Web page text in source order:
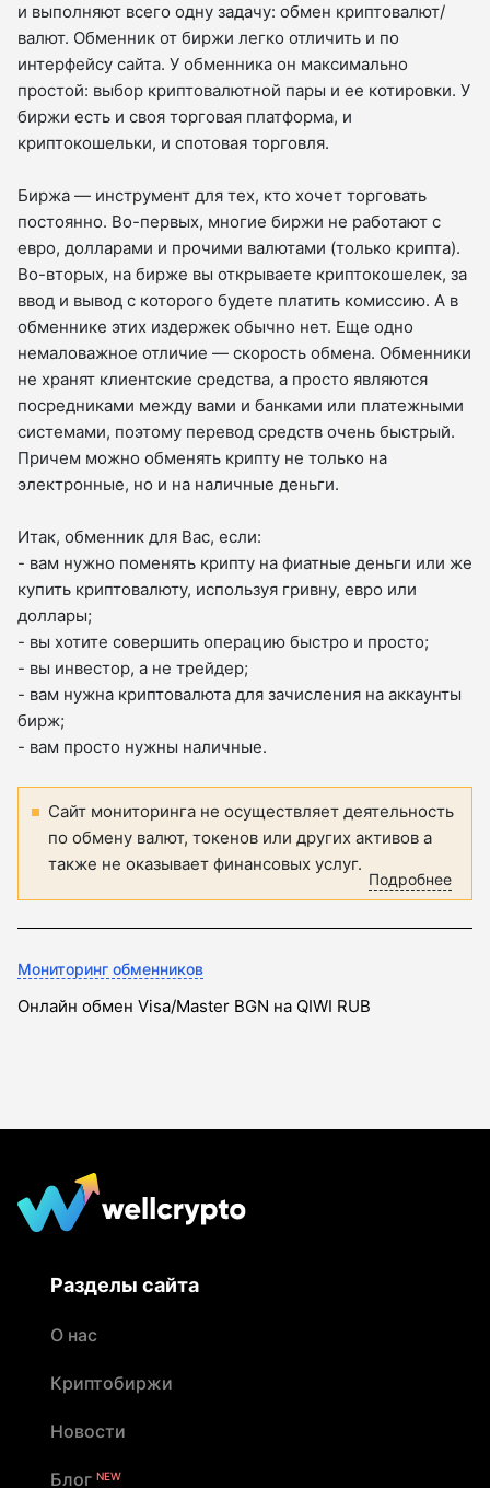
и выполняют всего одну задачу: обмен криптовалют/
валют. Обменник от биржи легко отличить и по
интерфейсу сайта. У обменника он максимально
простой: выбор криптовалютной пары и ее котировки. У
биржи есть и своя торговая платформа, и
криптокошельки, и спотовая торговля.
Биржа — инструмент для тех, кто хочет торговать
постоянно. Во-первых, многие биржи не работают с
евро, долларами и прочими валютами (только крипта).
Во-вторых, на бирже вы открываете криптокошелек, за
ввод и вывод с которого будете платить комиссию. А в
обменнике этих издержек обычно нет. Еще одно
немаловажное отличие — скорость обмена. Обменники
не хранят клиентские средства, а просто являются
посредниками между вами и банками или платежными
системами, поэтому перевод средств очень быстрый.
Причем можно обменять крипту не только на
электронные, но и на наличные деньги.
Итак, обменник для Вас, если:
- вам нужно поменять крипту на фиатные деньги или же
купить криптовалюту, используя гривну, евро или
доллары;
- вы хотите совершить операцию быстро и просто;
- вы инвестор, а не трейдер;
- вам нужна криптовалюта для зачисления на аккаунты
бирж;
- вам просто нужны наличные.
Сайт мониторинга не осуществляет деятельность
по обмену валют, токенов или других активов а
также не оказывает финансовых услуг.
Подробнее
Мониторинг обменников
Онлайн обмен Visa/Master BGN на QIWI RUB
Разделы сайта
О нас
Криптобиржи
Новости
Блог NEW